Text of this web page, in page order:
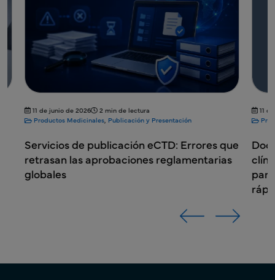
11 de junio de 2026
2 min de lectura
Productos Medicinales,Publicación y Presentación
Servicios de publicación eCTD: Errores que
retrasan las aprobaciones reglamentarias
globales
11 de
para
rápidas